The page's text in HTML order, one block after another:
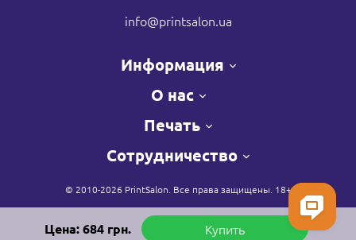
Цена:684грн. Купить
info@printsalon.ua
Информация
О нас
Печать
Сотрудничество
© 2010-2026 PrintSalon. Все права защищены. 18+